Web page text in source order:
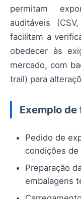
permitam
auditáveis
facilitam a
obedecer às
mercado, com
trail) para
Exemplo
Pedido de
condições de
Preparação
embalagens